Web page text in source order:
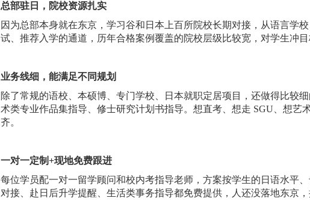
总部驻日，院校资源扎实
因为总部本身就在东京，学习谷和日本上百所院校长期对接，从语言学
试、推荐入学的通道，历年合格案例覆盖的院校层级比较宽，对学生冲目
业务线细，能满足不同规划
除了常规的语校、本硕博、专门学校、日本就职定居项目，还做得比较细
术类专业作品集指导、修士研究计划书指导。想直考、想走 SGU、想艺
齐。
一对一定制+现地免费跟进
每位学员配一对一留学顾问和校内考指导老师，方案按学生的日语水平
对接、赴日后升学提醒、生活类事务指导都免费提供，人还没落地东京